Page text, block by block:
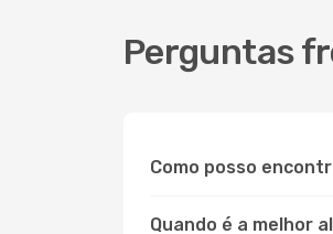
Perguntas
Como posso
Quando é a melhor